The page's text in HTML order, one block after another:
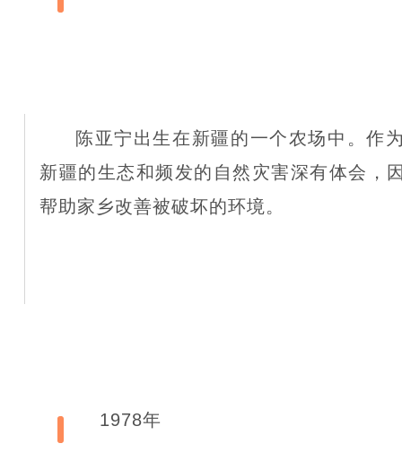
陈亚宁出生在新疆的一个农场中。作
新疆的生态和频发的自然灾害深有体会，
帮助家乡改善被破坏的环境。
1978年